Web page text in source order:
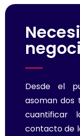
Desde el
asoman dos
cuantificar
contacto de